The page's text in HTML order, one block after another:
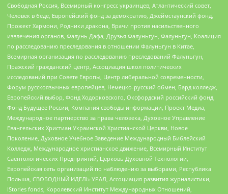
Свободная Россия, Всемирный конгресс украинцев, Атлантический совет,
Человек в беде, Европейский фонд за демократию, Джеймстаунский фонд,
Прожект Хармони, Родники дракона, Врачи против насильственного
извлечения органов, Фалунь Дафа, Друзья Фалуньгун, Фалуньгун, Коалиция
по расследованию преследования в отношении Фалуньгун в Китае,
Всемирная организация по расследованию преследований Фалуньгун,
Пражский гражданский центр, Ассоциация школ политических
исследований при Совете Европы, Центр либеральной современности,
Форум русскоязычных европейцев, Немецко-русский обмен, Бард колледж,
Европейский выбор, Фонд Ходорковского, Оксфордский российский фонд,
Фонд Будущее России, Компания свободы информации, Проект Медиа,
Международное партнерство за права человека, Духовное Управление
Евангельских Христиан Украинской Христианской Церкви, Новое
Поколение, Духовное Учебное Заведение Международный Библейский
Колледж, Международное христианское движение, Всемирный Институт
Саентологических Предприятий, Церковь Духовной Технологии,
Европейская сеть организаций по наблюдению за выборами, Республика
Польша, СВОБОДНЫЙ ИДЕЛЬ-УРАЛ, Ассоциация развития журналистики,
IStories fonds, Королевский Институт Международных Отношений,